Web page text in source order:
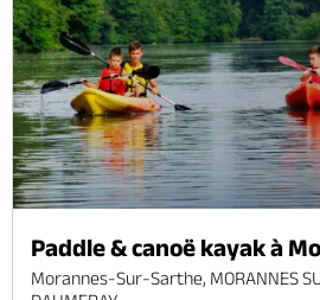
Paddle & canoë kayak à
Morannes-Sur-Sarthe, MORANNES